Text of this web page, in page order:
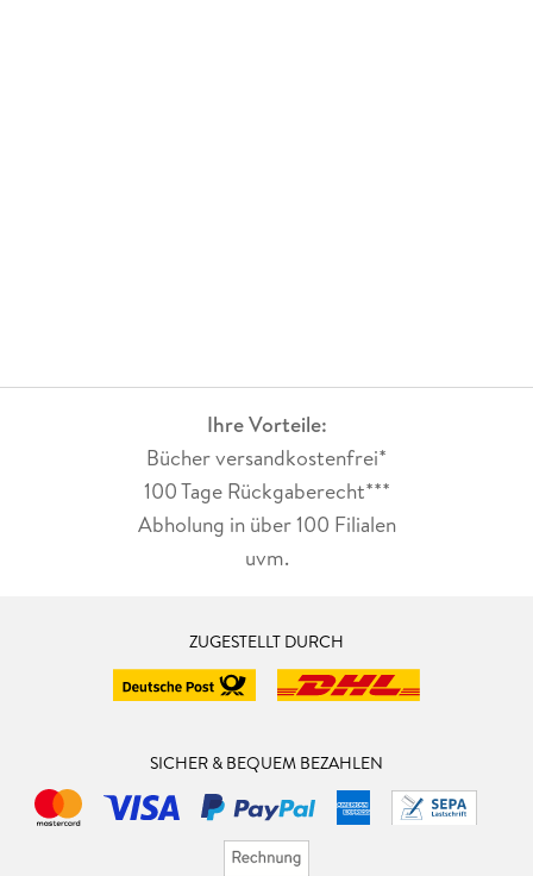
Ihre Vorteile:
Bücher versandkostenfrei*
100 Tage Rückgaberecht***
Abholung in über 100 Filialen
uvm.
ZUGESTELLT DURCH
SICHER & BEQUEM BEZAHLEN